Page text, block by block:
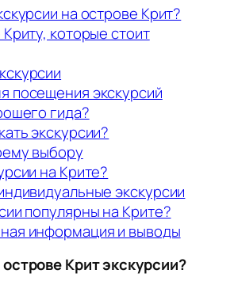
на острове Крит?
которые стоит
посещения экскурсий
гида?
экскурсии?
выбору
на Крите?
экскурсии
популярны на Крите?
информация и выводы
Крит экскурсии?